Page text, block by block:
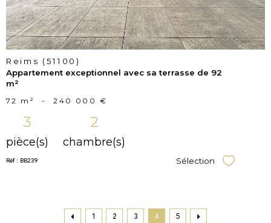
Reims (51100)
Appartement exceptionnel avec sa terrasse de 92
m²
72 m² - 240 000 €
3
pièce(s)
2
chambre(s)
Réf : BB239 Sélection Sélectionner
1 2 3 4 5